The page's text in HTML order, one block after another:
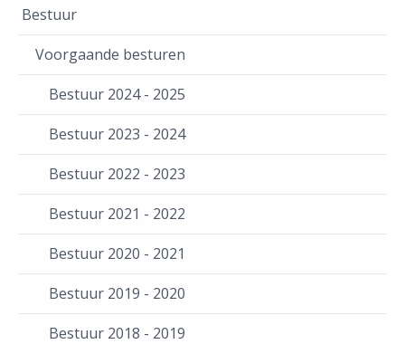
Bestuur
Voorgaande besturen
Bestuur 2024 - 2025
Bestuur 2023 - 2024
Bestuur 2022 - 2023
Bestuur 2021 - 2022
Bestuur 2020 - 2021
Bestuur 2019 - 2020
Bestuur 2018 - 2019